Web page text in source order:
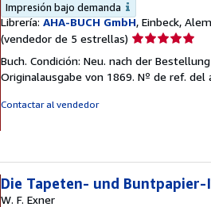
Impresión bajo demanda
Librería: AHA-BUCH GmbH, Einbeck,
(vendedor de 5 estrellas) Calificación
vendedor:
5
Buch. Condición: Neu. nach der
Originalausgabe von 1869. Nº de ref. del
Contactar al vendedor
Die Tapeten- und
W. F. Exner